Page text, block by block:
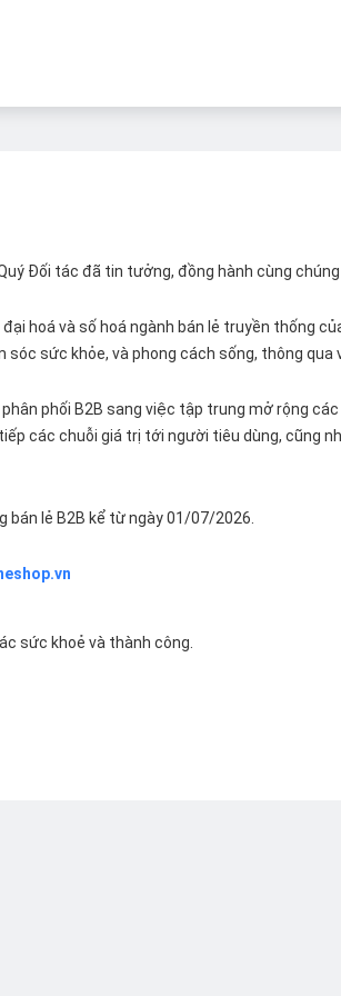
Đối tác đã tin tưởng, đồng hành cùng
hoá và số hoá ngành bán lẻ truyền thống
sức khỏe, và phong cách sống, thông qua
phối B2B sang việc tập trung mở rộng
các chuỗi giá trị tới người tiêu dùng, cũng
bán lẻ B2B kể từ ngày 01/07/2026.
sức khoẻ và thành công.